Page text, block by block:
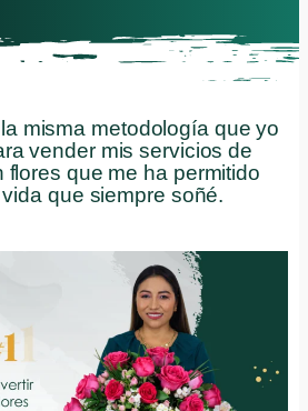
misma metodología que yo
vender mis servicios de
flores que me ha permitido
que siempre soñé.